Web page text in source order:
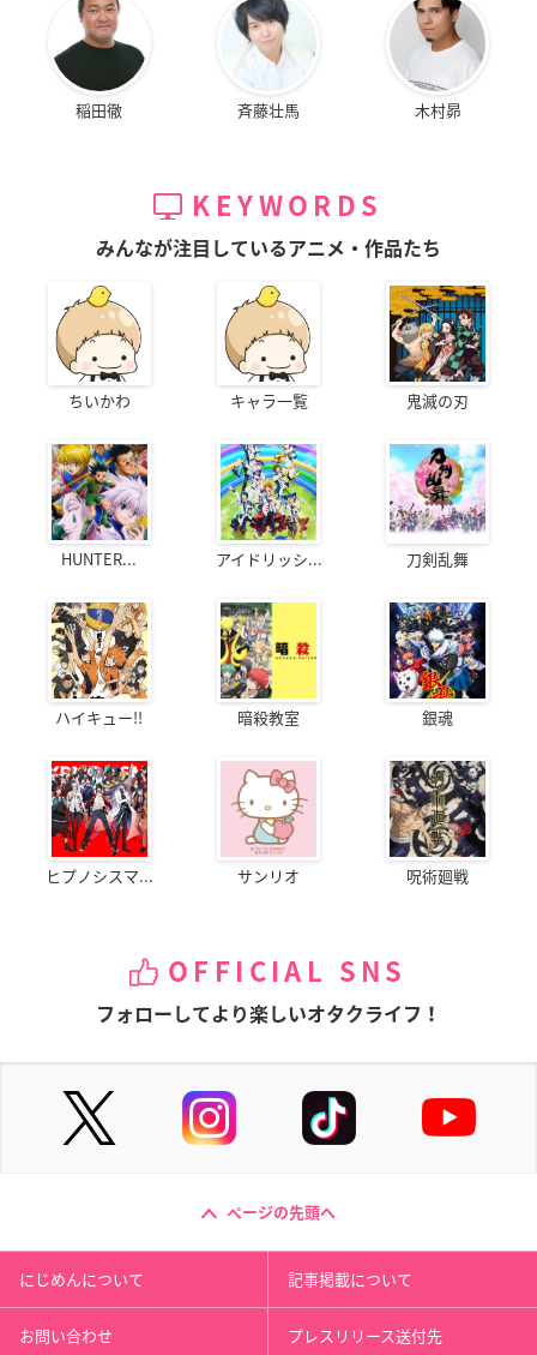
稲田徹 斉藤壮馬 木村昴
KEYWORDS
みんなが注目しているアニメ・作品たち
ちいかわ キャラ一覧 鬼滅の刃
HUNTER... アイドリッシ... 刀剣乱舞
ハイキュー!! 暗殺教室 銀魂
ヒプノシスマ... サンリオ 呪術廻戦
OFFICIAL SNS
フォローしてより楽しいオタクライフ！
ページの先頭へ
にじめんについて 記事掲載について
お問い合わせ プレスリリース送付先